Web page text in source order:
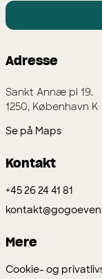
Adresse
Sankt Annæ pl 19.
1250, København K
Se på Maps
Kontakt
+45 26 24 41 81
Mere
Cookie- og